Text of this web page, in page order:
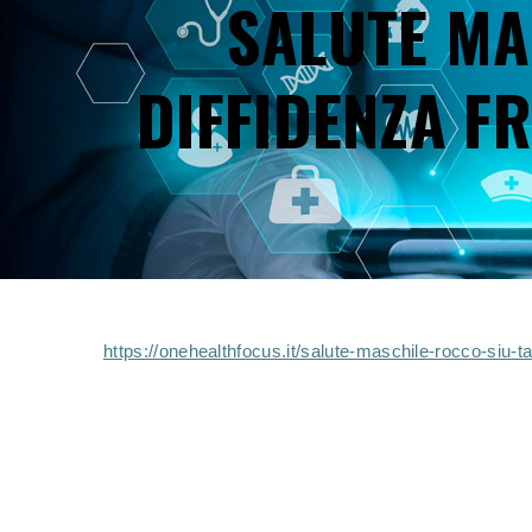
DI
SALUTE
DIFFIDENZA
https://onehealthfocus.it/salute-maschile-rocco-siu-